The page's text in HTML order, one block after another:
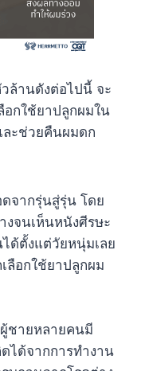
ล้านดังต่อไปนี้ จะ
กใช้ยาปลูกผมใน
ละช่วยคืนผมดก
จากรุ่นสู่รุ่น โดย
งจนเห็นหนังศีรษะ
ด้ตั้งแต่วัยหนุ่มเลย
ลือกใช้ยาปลูกผม
ชายหลายคนมี
ได้จากการทำงาน